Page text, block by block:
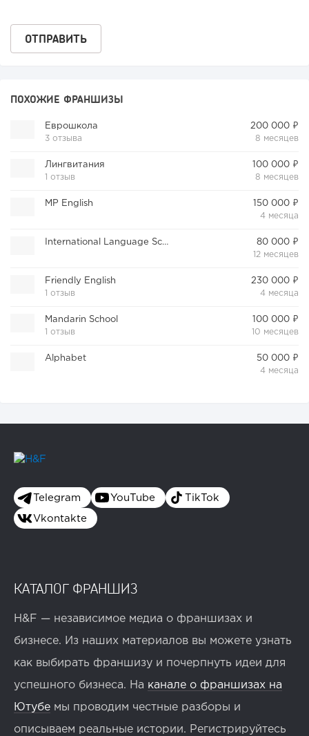
ПОХОЖИЕ ФРАНШИЗЫ
Еврошкола
3 отзыва
200 000 ₽
8 месяцев
Лингвитания
1 отзыв
100 000 ₽
8 месяцев
MP Еnglish
150 000 ₽
4 месяца
International Language School
80 000 ₽
12 месяцев
Friendly English
1 отзыв
230 000 ₽
4 месяца
Mandarin School
1 отзыв
100 000 ₽
10 месяцев
Alphabet
50 000 ₽
4 месяца
Telegram YouTube TikTok
Vkontakte
КАТАЛОГ ФРАНШИЗ
H&F — независимое медиа о франшизах и
бизнесе. Из наших материалов вы можете узнать
как выбирать франшизу и почерпнуть идеи для
успешного бизнеса. На канале о франшизах на
Ютубе мы проводим честные разборы и
описываем реальные истории. Регистрируйтесь